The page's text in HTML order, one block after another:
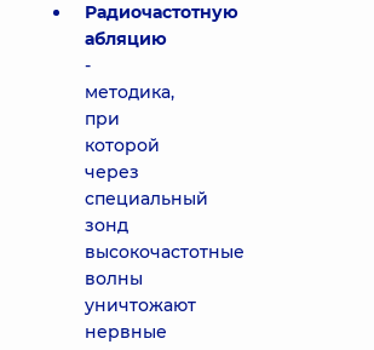
Радиочастотную
абляцию
-
методика,
при
которой
через
специальный
зонд
высокочастотные
волны
уничтожают
нервные